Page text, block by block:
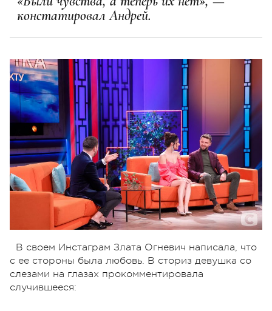
констатировал Андрей.
В своем Инстаграм Злата Огневич написала, что
с ее стороны была любовь. В сториз девушка со
слезами на глазах прокомментировала
случившееся: